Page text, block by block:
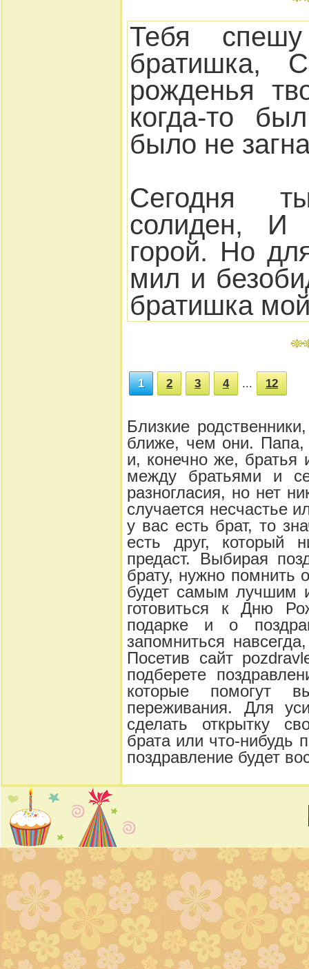
Тебя
братишка,
рожденья
когда-то
было не
Сегодня
солиден, И
горой. Но
мил и
братишка
1 2 3 4 ... 12
Близкие
ближе, чем они.
и, конечно же, братья
между братьями и
разногласия, но нет
случается несчастье
у вас есть брат, то
есть друг, который
предаст. Выбирая
брату, нужно помнить
будет самым лучшим
готовиться к Дню
подарке и о
запомниться
Посетив сайт
подберете
которые помогут
переживания. Для
сделать открытку
брата или что-нибудь
поздравление будет